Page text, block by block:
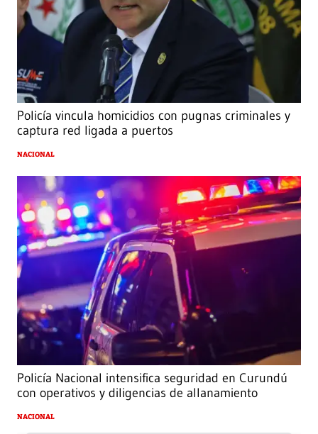
Policía vincula homicidios con pugnas criminales y
captura red ligada a puertos
NACIONAL
Policía Nacional intensifica seguridad en Curundú
con operativos y diligencias de allanamiento
NACIONAL